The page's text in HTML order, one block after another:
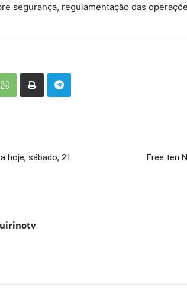
segurança, regulamentação das
hoje, sábado, 21
Free ten